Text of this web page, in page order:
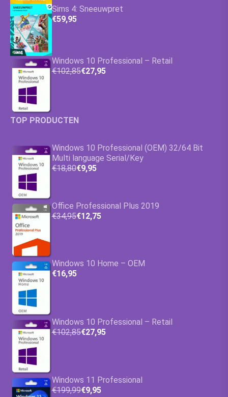
Sims 4: Sneeuwpret
€59,95
Windows 10 Professional – Retail
€102,85€27,95
TOP PRODUCTEN
Windows 10 Professional (OEM) 32/64 Bit
Multi language Serial/Key
€18,80€9,95
Office Professional Plus 2019
€34,95€12,75
Windows 10 Home – OEM
€16,95
Windows 10 Professional – Retail
€102,85€27,95
Windows 11 Professional
€199,99€9,95